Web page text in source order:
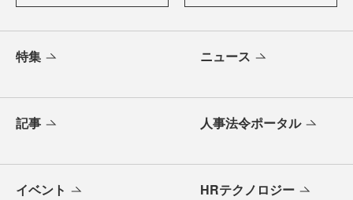
特集 ニュース
記事 人事法令ポータル
イベント HRテクノロジー